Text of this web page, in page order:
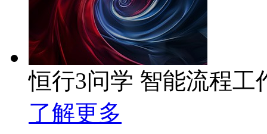
恒行3问学 智能流程工
了解更多